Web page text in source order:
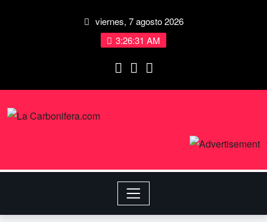
viernes, 7 agosto 2026
3:26:32 AM